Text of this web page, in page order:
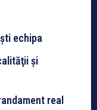
echipa
şi
real